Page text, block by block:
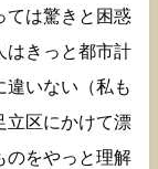
ては驚きと困惑
はきっと都市計
違いない（私も
立区にかけて漂
のをやっと理解